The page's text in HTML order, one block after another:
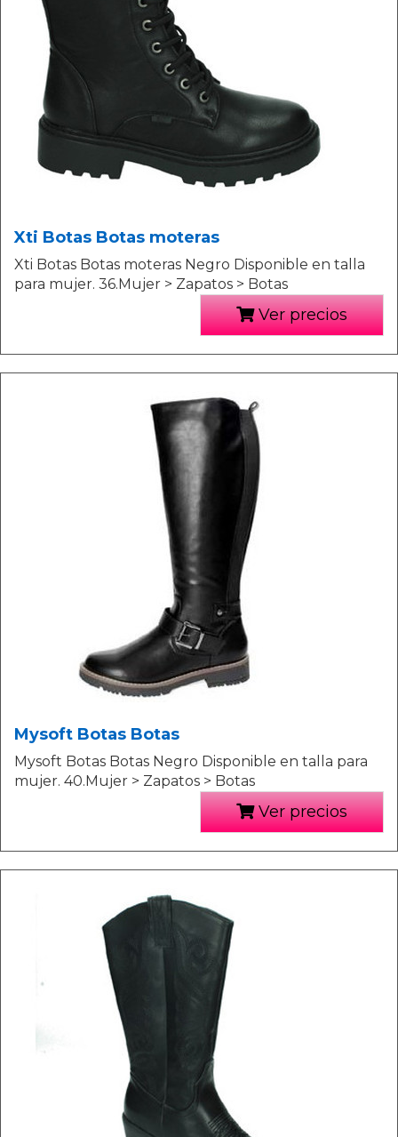
Xti Botas Botas moteras
Xti Botas Botas moteras Negro Disponible en talla
para mujer. 36.Mujer > Zapatos > Botas
Ver precios
Mysoft Botas Botas
Mysoft Botas Botas Negro Disponible en talla para
mujer. 40.Mujer > Zapatos > Botas
Ver precios